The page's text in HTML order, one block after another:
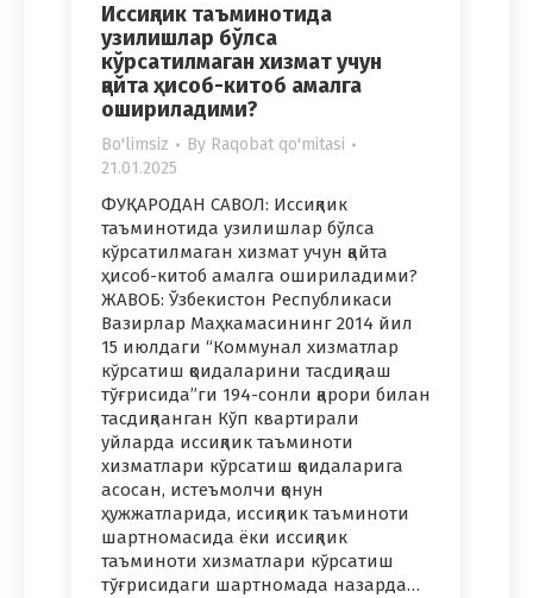
Иссиқлик таъминотида
узилишлар бўлса
кўрсатилмаган хизмат учун
қайта ҳисоб-китоб амалга
ошириладими?
Bo'limsiz By Raqobat qo'mitasi
21.01.2025
ФУҚАРОДАН САВОЛ: Иссиқлик
таъминотида узилишлар бўлса
кўрсатилмаган хизмат учун қайта
ҳисоб-китоб амалга ошириладими?
ЖАВОБ: Ўзбекистон Республикаси
Вазирлар Маҳкамасининг 2014 йил
15 июлдаги “Коммунал хизматлар
кўрсатиш қоидаларини тасдиқлаш
тўғрисида”ги 194-сонли қарори билан
тасдиқланган Кўп квартирали
уйларда иссиқлик таъминоти
хизматлари кўрсатиш қоидаларига
асосан, истеъмолчи қонун
ҳужжатларида, иссиқлик таъминоти
шартномасида ёки иссиқлик
таъминоти хизматлари кўрсатиш
тўғрисидаги шартномада назарда…